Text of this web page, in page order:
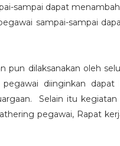
sampai dapat
sampai-sampai
pun dilaksanakan oleh
diinginkan
Selain itu
pegawai, Rapat